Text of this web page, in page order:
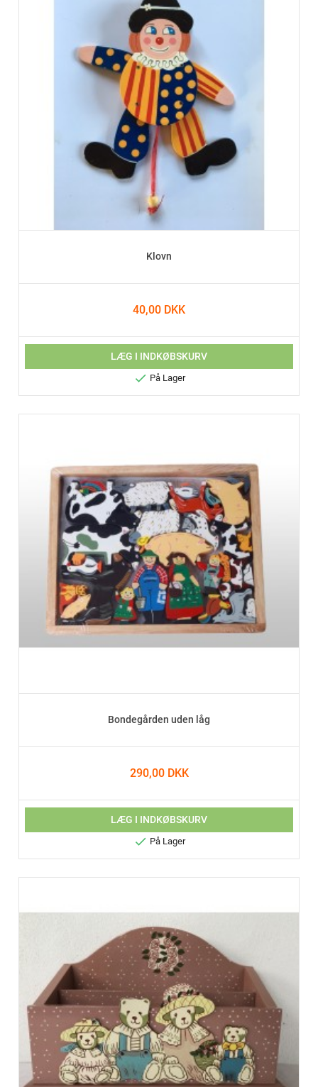
Klovn
40,00 DKK
LÆG I INDKØBSKURV
 På Lager
Bondegården uden låg
290,00 DKK
LÆG I INDKØBSKURV
 På Lager